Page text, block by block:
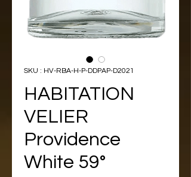
SKU : HV-RBA-H-P-DDPAP-D2021
HABITATION
VELIER
Providence
White 59°